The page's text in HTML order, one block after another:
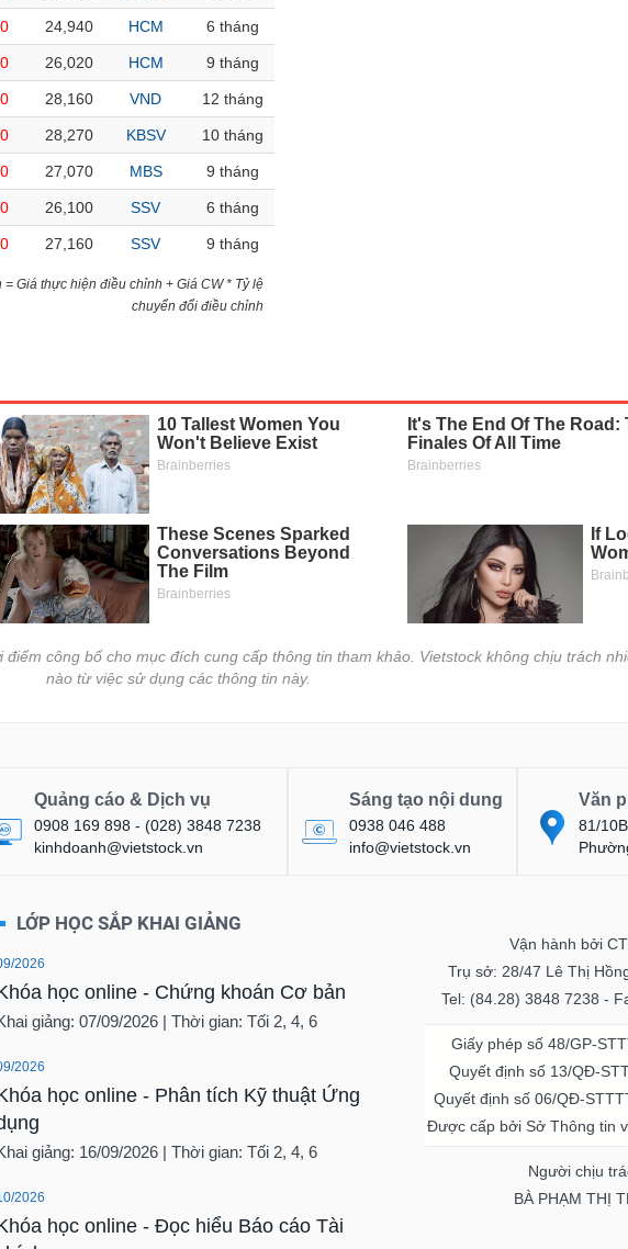
24,940 HCM 6 tháng
26,020 HCM 9 tháng
28,160 VND 12 tháng
28,270 KBSV 10 tháng
27,070 MBS 9 tháng
26,100 SSV 6 tháng
27,160 SSV 9 tháng
Giá thực hiện điều chỉnh + Giá CW * Tỷ lệ
chuyển đổi điều chỉnh
công bố cho mục đích cung cấp thông tin tham khảo. Vietstock không chịu trách
nào từ việc sử dụng các thông tin này.
Quảng cáo & Dịch vụ
0908 169 898 - (028) 3848 7238
kinhdoanh@vietstock.vn
Sáng tạo nội dung
0938 046 488
info@vietstock.vn
Văn
81/
LỚP HỌC SẮP KHAI GIẢNG
2026
học online - Chứng khoán Cơ bản
giảng: 07/09/2026 | Thời gian: Tối 2, 4, 6
2026
học online - Phân tích Kỹ thuật Ứng
giảng: 16/09/2026 | Thời gian: Tối 2, 4, 6
2026
học online - Đọc hiểu Báo cáo Tài
Vận hành bởi
Trụ sở: 28/47 Lê Thị
Tel: (84.28) 3848 7238 -
Giấy phép số 48/GP-
Quyết định số 13/QĐ-
Quyết định số 06/QĐ-
Được cấp bởi Sở Thông tin
Người chịu
BÀ PHẠM THỊ